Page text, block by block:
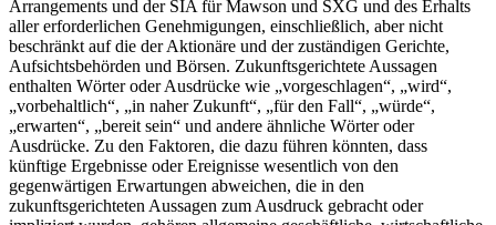
Arrangements und der SIA für Mawson und SXG und des Erhalts
aller erforderlichen Genehmigungen, einschließlich, aber nicht
beschränkt auf die der Aktionäre und der zuständigen Gerichte,
Aufsichtsbehörden und Börsen. Zukunftsgerichtete Aussagen
enthalten Wörter oder Ausdrücke wie „vorgeschlagen“, „wird“,
„vorbehaltlich“, „in naher Zukunft“, „für den Fall“, „würde“,
„erwarten“, „bereit sein“ und andere ähnliche Wörter oder
Ausdrücke. Zu den Faktoren, die dazu führen könnten, dass
künftige Ergebnisse oder Ereignisse wesentlich von den
gegenwärtigen Erwartungen abweichen, die in den
zukunftsgerichteten Aussagen zum Ausdruck gebracht oder